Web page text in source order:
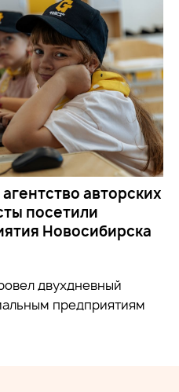
авторских
посетили
Новосибирска
двухдневный
предприятиям